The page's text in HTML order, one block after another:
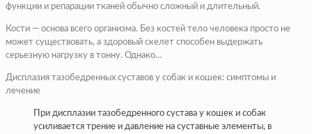
функции и репарации тканей обычно сложный и длительный.
Кости — основа всего организма. Без костей тело человека просто не
может существовать, а здоровый скелет способен выдержать
серьезную нагрузку в тонну. Однако…
Дисплазия тазобедренных суставов у собак и кошек: симптомы и
лечение
При дисплазии тазобедренного сустава у кошек и собак
усиливается трение и давление на суставные элементы, в